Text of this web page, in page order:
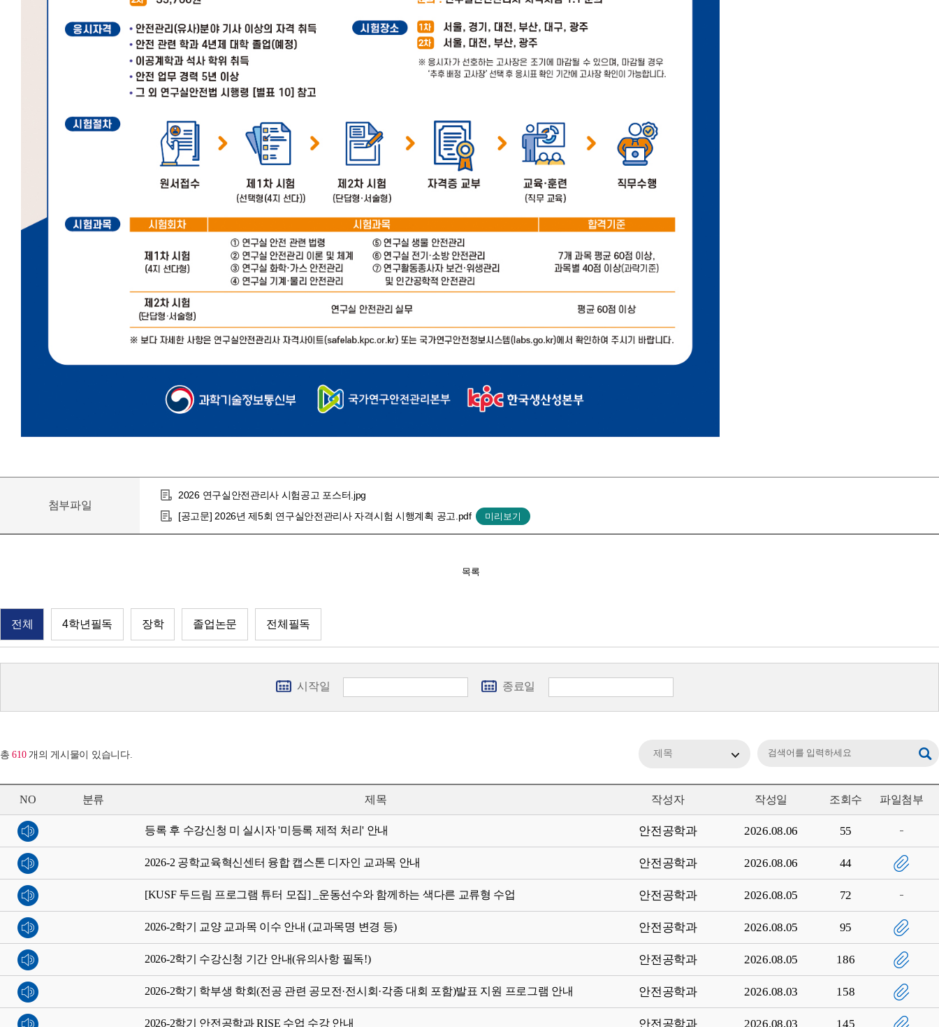
첨부파일
2026 연구실안전관리사 시험공고 포스터.jpg
[공고문] 2026년 제5회 연구실안전관리사 자격시험 시행계획 공고.pdf
목록
전체 4학년필독 장학 졸업논문 전체필독
시작일 종료일
총610개의 게시물이 있습니다. 제목
NO 분류 제목 작성자 작성일 조회수 파일첨부
등록 후 수강신청 미 실시자 '미등록 제적 처리' 안내 안전공학과 2026.08.06 55
2026-2 공학교육혁신센터 융합 캡스톤 디자인 교과목 안내 안전공학과 2026.08.06 44
[KUSF 두드림 프로그램 튜터 모집] _운동선수와 함께하는 색다른 교류형 수업 안전공학과 2026.08.05 72
2026-2학기 교양 교과목 이수 안내 (교과목명 변경 등) 안전공학과 2026.08.05 95
2026-2학기 수강신청 기간 안내(유의사항 필독!) 안전공학과 2026.08.05 186
2026-2학기 학부생 학회(전공 관련 공모전·전시회·각종 대회 포함)발표 지원 프로그램 안내 안전공학과 2026.08.03 158
2026-2학기 안전공학과 RISE 수업 수강 안내 안전공학과 2026.08.03 145